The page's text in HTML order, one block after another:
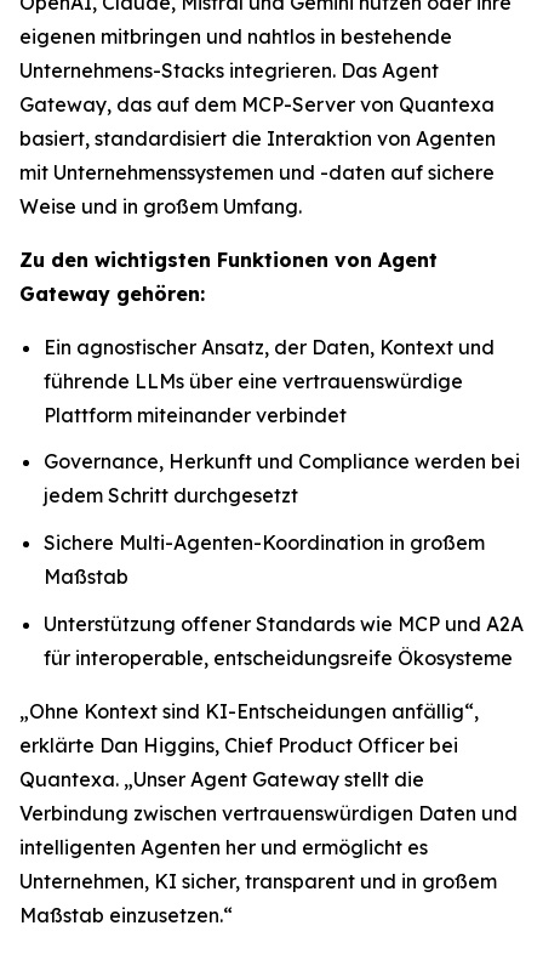
eigenen mitbringen und nahtlos in bestehende
Unternehmens-Stacks integrieren. Das Agent
Gateway, das auf dem MCP-Server von Quantexa
basiert, standardisiert die Interaktion von Agenten
mit Unternehmenssystemen und -daten auf sichere
Weise und in großem Umfang.
Zu den wichtigsten Funktionen von Agent
Gateway gehören:
Ein agnostischer Ansatz, der Daten, Kontext und
führende LLMs über eine vertrauenswürdige
Plattform miteinander verbindet
Governance, Herkunft und Compliance werden bei
jedem Schritt durchgesetzt
Sichere Multi-Agenten-Koordination in großem
Maßstab
Unterstützung offener Standards wie MCP und A2A
für interoperable, entscheidungsreife Ökosysteme
„Ohne Kontext sind KI-Entscheidungen anfällig“,
erklärte Dan Higgins, Chief Product Officer bei
Quantexa. „Unser Agent Gateway stellt die
Verbindung zwischen vertrauenswürdigen Daten und
intelligenten Agenten her und ermöglicht es
Unternehmen, KI sicher, transparent und in großem
Maßstab einzusetzen.“